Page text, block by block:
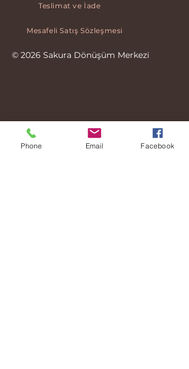
Teslimat ve İade
Mesafeli Satış Sözleşmesi
© 2026 Sakura Dönüşüm Merkezi
Phone Email Facebook